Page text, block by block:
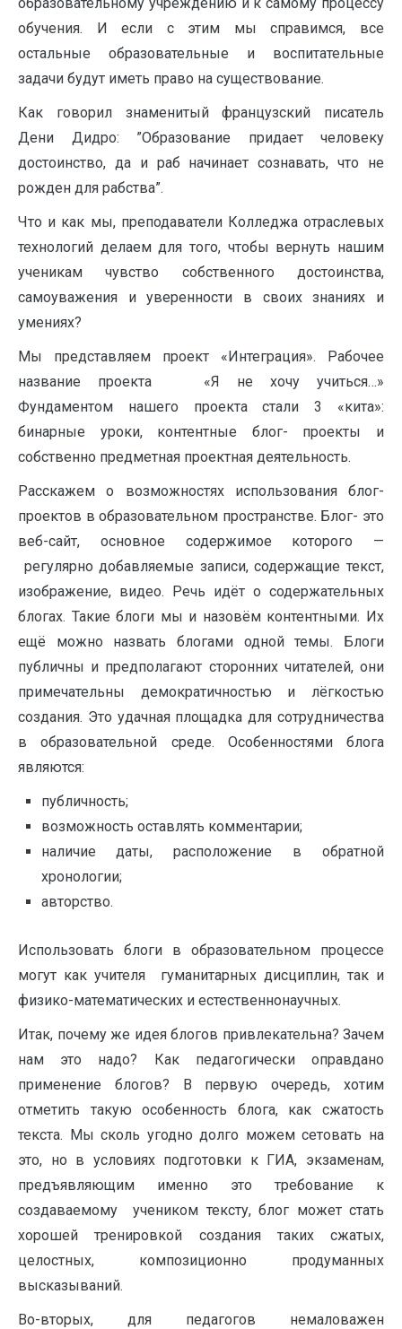
обучения. И если с этим мы справимся, все
остальные образовательные и воспитательные
задачи будут иметь право на существование.
Как говорил знаменитый французский писатель
Дени Дидро: ”Образование придает человеку
достоинство, да и раб начинает сознавать, что не
рожден для рабства”.
Что и как мы, преподаватели Колледжа отраслевых
технологий делаем для того, чтобы вернуть нашим
ученикам чувство собственного достоинства,
самоуважения и уверенности в своих знаниях и
умениях?
Мы представляем проект «Интеграция». Рабочее
название проекта «Я не хочу учиться…»
Фундаментом нашего проекта стали 3 «кита»:
бинарные уроки, контентные блог- проекты и
собственно предметная проектная деятельность.
Расскажем о возможностях использования блог-
проектов в образовательном пространстве. Блог- это
веб-сайт, основное содержимое которого —
регулярно добавляемые записи, содержащие текст,
изображение, видео. Речь идёт о содержательных
блогах. Такие блоги мы и назовём контентными. Их
ещё можно назвать блогами одной темы. Блоги
публичны и предполагают сторонних читателей, они
примечательны демократичностью и лёгкостью
создания. Это удачная площадка для сотрудничества
в образовательной среде. Особенностями блога
являются:
публичность;
возможность оставлять комментарии;
наличие даты, расположение в обратной
хронологии;
авторство.
Использовать блоги в образовательном процессе
могут как учителя гуманитарных дисциплин, так и
физико-математических и естественнонаучных.
Итак, почему же идея блогов привлекательна? Зачем
нам это надо? Как педагогически оправдано
применение блогов? В первую очередь, хотим
отметить такую особенность блога, как сжатость
текста. Мы сколь угодно долго можем сетовать на
это, но в условиях подготовки к ГИА, экзаменам,
предъявляющим именно это требование к
создаваемому учеником тексту, блог может стать
хорошей тренировкой создания таких сжатых,
целостных, композиционно продуманных
высказываний.
Во-вторых, для педагогов немаловажен